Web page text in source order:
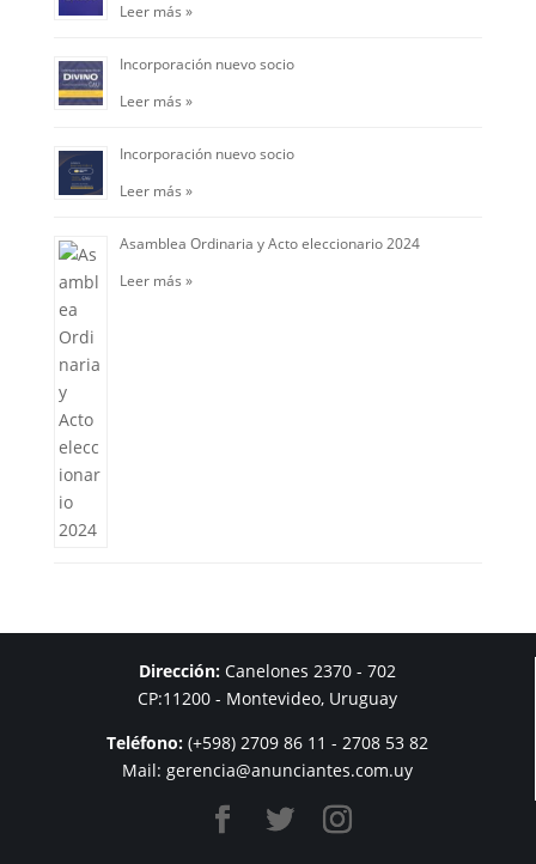
Leer más »
Incorporación nuevo socio
Leer más »
Incorporación nuevo socio
Leer más »
Asamblea Ordinaria y Acto eleccionario 2024
Leer más »
Dirección: Canelones 2370 - 702
CP:11200 - Montevideo, Uruguay
Teléfono: (+598) 2709 86 11 - 2708 53 82
Mail: gerencia@anunciantes.com.uy